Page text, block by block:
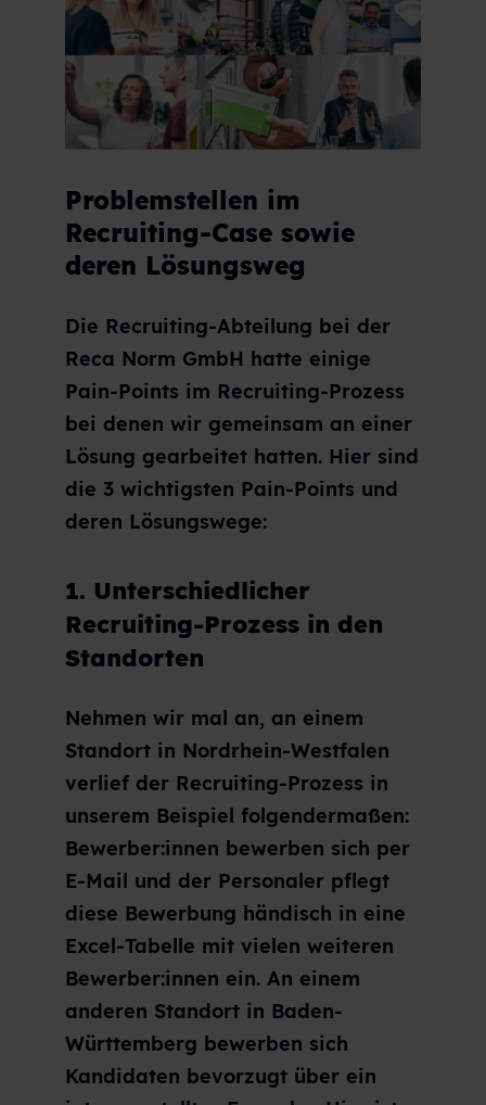
Problemstellen im
Recruiting-Case sowie
deren Lösungsweg
Die Recruiting-Abteilung bei der
Reca Norm GmbH hatte einige
Pain-Points im Recruiting-Prozess
bei denen wir gemeinsam an einer
Lösung gearbeitet hatten. Hier sind
die 3 wichtigsten Pain-Points und
deren Lösungswege:
1. Unterschiedlicher
Recruiting-Prozess in den
Standorten
Nehmen wir mal an, an einem
Standort in Nordrhein-Westfalen
verlief der Recruiting-Prozess in
unserem Beispiel folgendermaßen:
Bewerber:innen bewerben sich per
E-Mail und der Personaler pflegt
diese Bewerbung händisch in eine
Excel-Tabelle mit vielen weiteren
Bewerber:innen ein. An einem
anderen Standort in Baden-
Württemberg bewerben sich
Kandidaten bevorzugt über ein